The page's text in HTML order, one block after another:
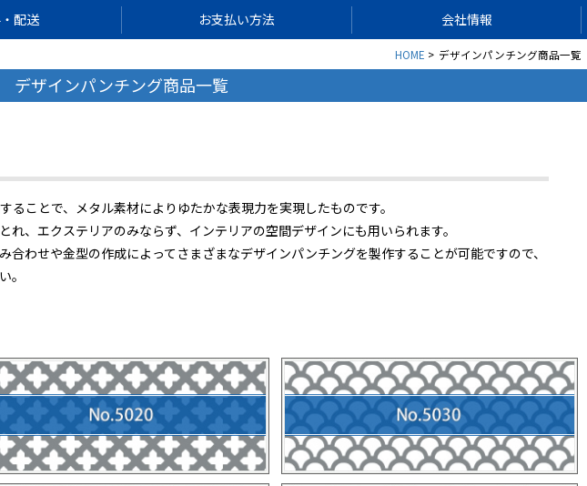
配送 お支払い方法 会社情報
HOME デザインパンチング商品一覧
デザインパンチング商品一覧
ことで、メタル素材によりゆたかな表現力を実現したものです。
、エクステリアのみならず、インテリアの空間デザインにも用いられます。
わせや金型の作成によってさまざまなデザインパンチングを製作することが可能ですので、
。